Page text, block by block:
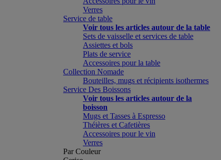
Verres
Service de table
Voir tous les articles autour de la table
Sets de vaisselle et services de table
Assiettes et bols
Plats de service
Accessoires pour la table
Collection Nomade
Bouteilles, mugs et récipients isothermes
Service Des Boissons
Voir tous les articles autour de la
boisson
Mugs et Tasses à Espresso
Théières et Cafetières
Accessoires pour le vin
Verres
Par Couleur